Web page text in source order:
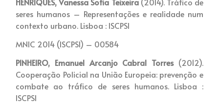
seres humanos – Representações e realidade num
contexto urbano. Lisboa : ISCPSI
MNIC 2014 (ISCPSI) – 00584
PINHEIRO, Emanuel Arcanjo Cabral Torres(2012).
Cooperação Policial na União Europeia: prevenção e
combate ao tráfico de seres humanos. Lisboa :
ISCPSI